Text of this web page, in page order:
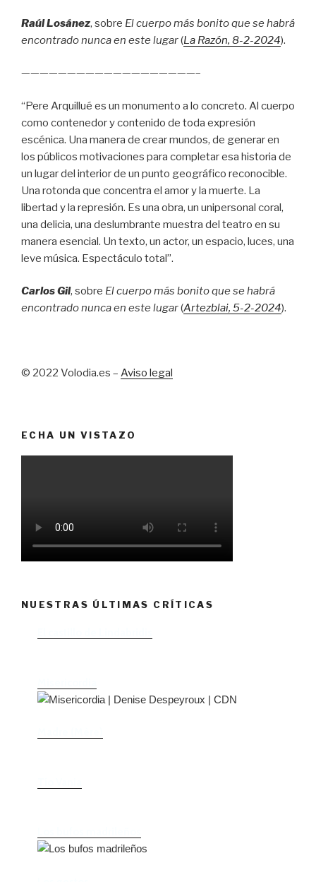
Raúl Losánez, sobre El cuerpo más bonito que se habrá
encontrado nunca en este lugar(La Razón, 8-2-2024).
———————————————————–
“Pere Arquillué es un monumento a lo concreto. Al cuerpo
como contenedor y contenido de toda expresión
escénica. Una manera de crear mundos, de generar en
los públicos motivaciones para completar esa historia de
un lugar del interior de un punto geográfico reconocible.
Una rotonda que concentra el amor y la muerte. La
libertad y la represión. Es una obra, un unipersonal coral,
una delicia, una deslumbrante muestra del teatro en su
manera esencial. Un texto, un actor, un espacio, luces, una
leve música. Espectáculo total”.
Carlos Gil, sobre El cuerpo más bonito que se habrá
encontrado nunca en este lugar(Artezblai, 5-2-2024).
© 2022 Volodia.es – Aviso legal
ECHA UN VISTAZO
NUESTRAS ÚLTIMAS CRÍTICAS